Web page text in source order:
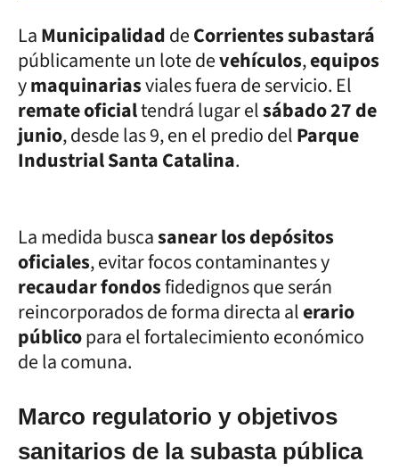
LaMunicipalidaddeCorrientessubastará
públicamente un lote devehículos,equipos
ymaquinariasviales fuera de servicio. El
remate oficialtendrá lugar elsábado 27 de
junio, desde las 9, en el predio delParque
Industrial Santa Catalina.
La medida buscasanear los depósitos
oficiales, evitar focos contaminantes y
recaudar fondosfidedignos que serán
reincorporados de forma directa alerario
públicopara el fortalecimiento económico
de la comuna.
Marco regulatorio y objetivos
sanitarios de la subasta pública